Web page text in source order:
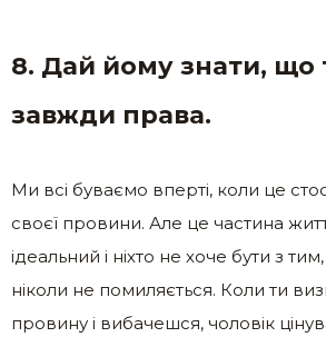
8. Дай йому знати, що
завжди права.
Ми всі буваємо вперті, коли це
своєї провини. Але це частина
ідеальний і ніхто не хоче бути з
ніколи не помиляється. Коли ти
провину і вибачешся, чоловік